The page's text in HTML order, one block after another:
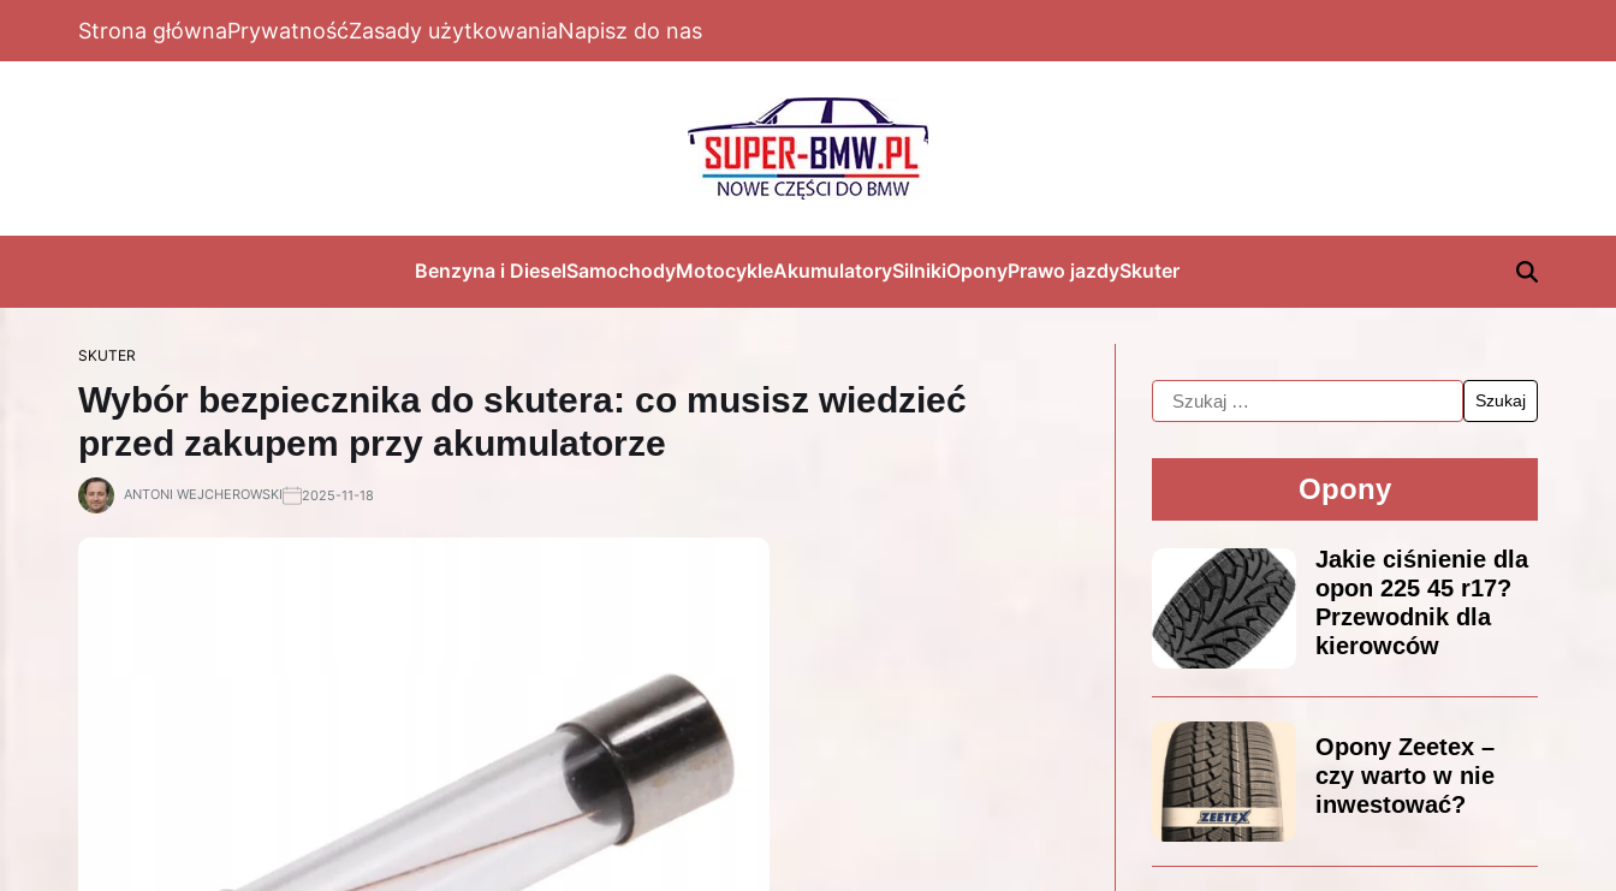
Strona głównaPrywatnośćZasady użytkowaniaNapisz do nas
Benzyna i DieselSamochodyMotocykleAkumulatorySilnikiOponyPrawo jazdySkuter
SKUTER
Wybór bezpiecznika do skutera: co musisz wiedzieć
przed zakupem przy akumulatorze
ANTONI WEJCHEROWSKI 2025-11-18 Opony
Jakie ciśnienie dla
opon 225 45 r17?
Przewodnik dla
kierowców
Opony Zeetex –
czy warto w nie
inwestować?